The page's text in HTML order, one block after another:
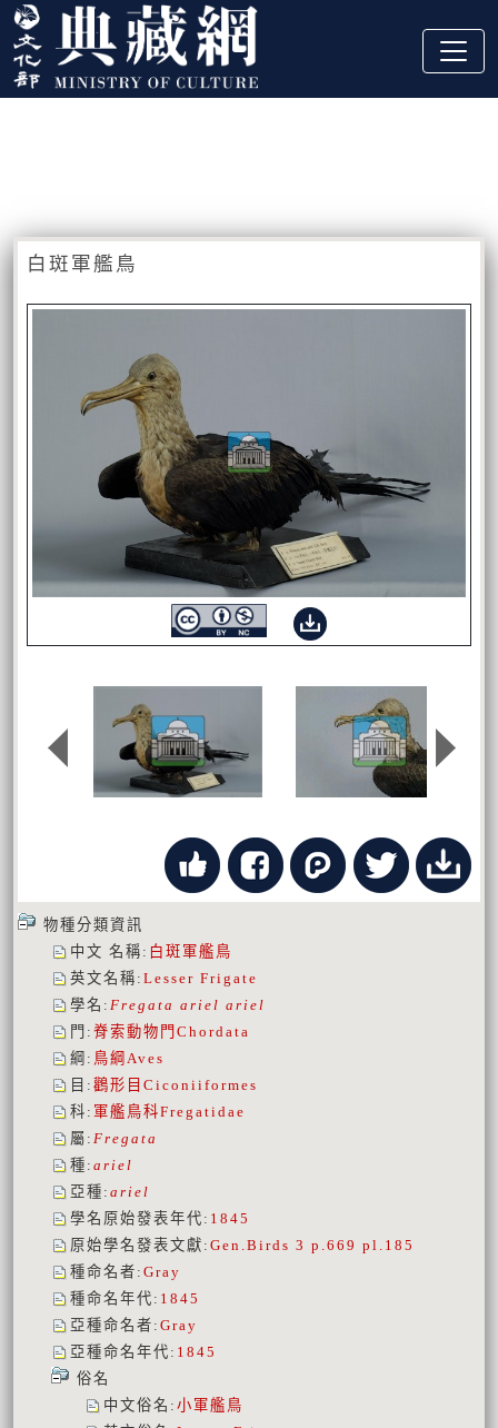
跳到主要內容
:::
白斑軍艦鳥
物種分類資訊
中文 名稱 : 白斑軍艦鳥
英文名稱 : Lesser Frigate
學名 : Fregata ariel ariel
門 : 脊索動物門 Chordata
綱 : 鳥綱 Aves
目 : 鸛形目 Ciconiiformes
科 : 軍艦鳥科Fregatidae
屬 : Fregata
種 : ariel
亞種 : ariel
學名原始發表年代 : 1845
原始學名發表文獻 : Gen.Birds 3 p.669 pl.185
種命名者 : Gray
種命名年代 : 1845
亞種命名者 : Gray
亞種命名年代 : 1845
俗名
中文俗名 : 小軍艦鳥